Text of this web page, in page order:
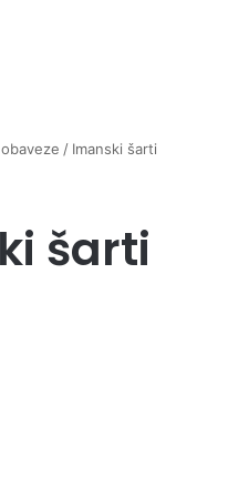
/ Imanski šarti
šarti